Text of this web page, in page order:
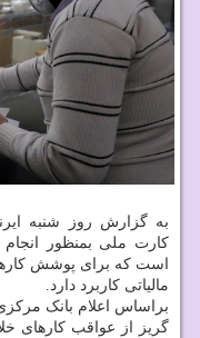
به گزارش روز شنبه
کارت ملی بمنظور انجام
است که برای پوشش
مالیاتی کاربرد دارد.
براساس اعلام بانک
گریز از عواقب کارهای